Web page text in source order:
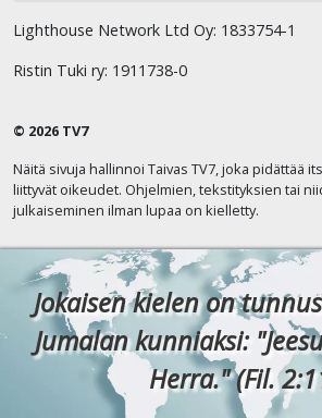
Lighthouse Network Ltd Oy: 1833754-1
Ristin Tuki ry: 1911738-0
© 2026 TV7
Näitä sivuja hallinnoi Taivas TV7, joka pidättää
liittyvät oikeudet. Ohjelmien, tekstityksien tai
julkaiseminen ilman lupaa on kielletty.
Jokaisen kielen on
Jumalan kunniaksi:
Herra." (Fil.